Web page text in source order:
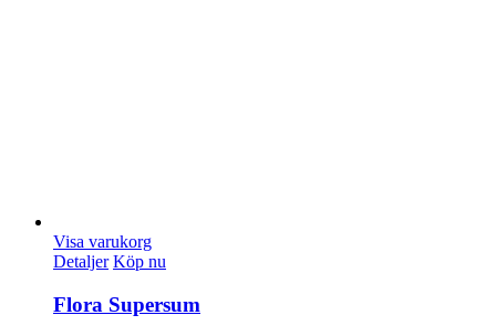
Visa varukorg
Detaljer Köp nu
Flora Supersum